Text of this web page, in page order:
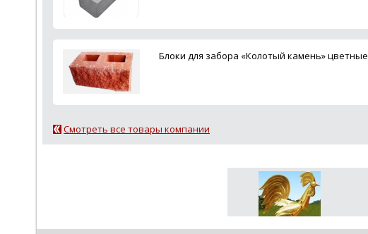
Блоки для забора «Колотый камень» цветные
Смотреть все товары компании